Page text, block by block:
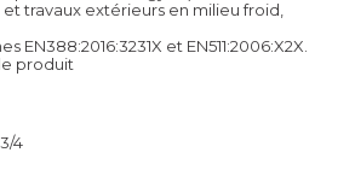
travaux extérieurs en milieu froid,
EN388:2016:3231X et EN511:2006:X2X.
produit
4